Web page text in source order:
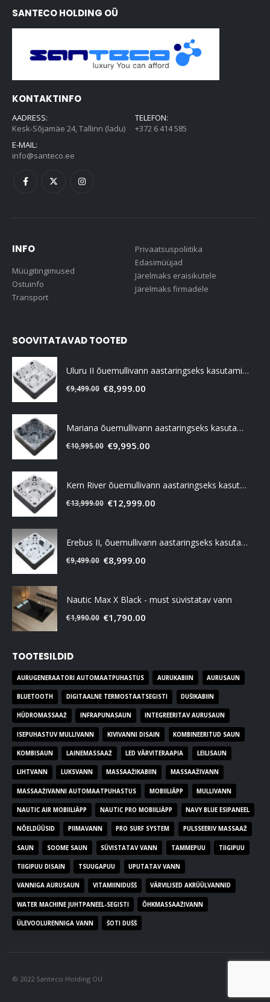
SANTECO HOLDING OÜ
KONTAKTINFO
AADRESS:
Kesk-Sõjamäe 24, Tallinn (ladu)
TELEFON:
+372 6 414 585
E-MAIL:
info@santeco.ee
INFO
Müügitingimused
Ostuinfo
Transport
Privaatsuspoliitika
Edasimüüjad
Järelmaks eraisikutele
Järelmaks firmadele
SOOVITATAVAD TOOTED
Uluru II õuemullivann aastaringseks kasutamiseks
€9,499.00 €8,999.00
Mariana õuemullivann aastaringseks kasutamiseks
€10,995.00 €9,995.00
Kern River õuemullivann aastaringseks kasutamiseks
€13,999.00 €12,999.00
Erebus II, õuemullivann aastaringseks kasutamiseks
€9,499.00 €8,999.00
Nautic Max X Black - must süvistatav vann
€1,990.00 €1,790.00
TOOTESILDID
AURUGENERAATORI AUTOMAATPUHASTUS AURUKABIIN AURUSAUN
BLUETOOTH DIGITAALNE TERMOSTAATSEGISTI DUŠIKABIIN
HÜDROMASSAAŽ INFRAPUNASAUN INTEGREERITAV AURUSAUN
ISEPUHASTUV MULLIVANN KIVIVANNI DISAIN KOMBINEERITUD SAUN
KOMBISAUN LAINEMASSAAŽ LED VÄRVITERAAPIA LEILISAUN
LIHTVANN LUKSVANN MASSAAŽIKABIIN MASSAAŽIVANN
MASSAAŽIVANNI AUTOMAATPUHASTUS MOBIILIÄPP MULLIVANN
NAUTIC AIR MOBIILIÄPP NAUTIC PRO MOBIILIÄPP NAVY BLUE ESIPANEEL
NÕELDÜÜSID PIIMAVANN PRO SURF SYSTEM PULSSEERIV MASSAAŽ
SAUN SOOME SAUN SÜVISTATAV VANN TAMMEPUU TIIGIPUU
TIIGIPUU DISAIN TSUUGAPUU UPUTATAV VANN
VANNIGA AURUSAUN VITAMIINIDUŠŠ VÄRVILISED AKRÜÜLVANNID
WATER MACHINE JUHTPANEEL-SEGISTI ÕHKMASSAAŽIVANN
ÜLEVOOLURENNIGA VANN ŠOTI DUŠŠ
© 2022 Santeco Holding OÜ